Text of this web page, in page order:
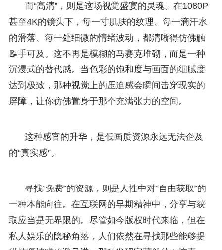
而“高清”，则是这场视觉盛宴的灵魂。在1080P
甚至4K的镜头下，每一寸肌肤的纹理、每一滴汗水
的滑落、每一处细微的情绪波动，都清晰得仿佛触
📝手可及。这不再是模糊的马赛克堆砌，而是一种
沉浸式的替代感。当色彩的饱和度与画面的细腻度
达到极致，那种视觉上的压迫感会瞬间击穿现实的
屏障，让你仿佛置身于那个充满张力的空间。
这种感官的升华，是低画质资源永远无法企及
的“真实感”。
寻找“免费”的资源，则是人性中对“自由获取”的
一种本能向往。在互联网的早期精神中，分享与获
取应当是无界限的。尽管如今版权时代来临，但在
私人娱乐的隐秘角落，人们依然在寻找那些能够提